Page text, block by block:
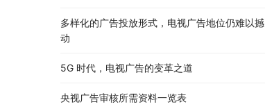
多样化的广告投放形式，电视广告地位仍难以撼
动
5G 时代，电视广告的变革之道
央视广告审核所需资料一览表